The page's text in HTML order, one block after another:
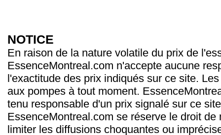
NOTICE
En raison de la nature volatile du prix de
EssenceMontreal.com n'accepte aucune
l'exactitude des prix indiqués sur ce site.
aux pompes à tout moment.
tenu responsable d'un prix signalé sur ce
EssenceMontreal.com se réserve le droit de
limiter les diffusions choquantes ou